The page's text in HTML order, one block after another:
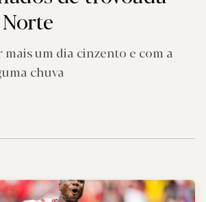
mais um dia cinzento e com a
chuva